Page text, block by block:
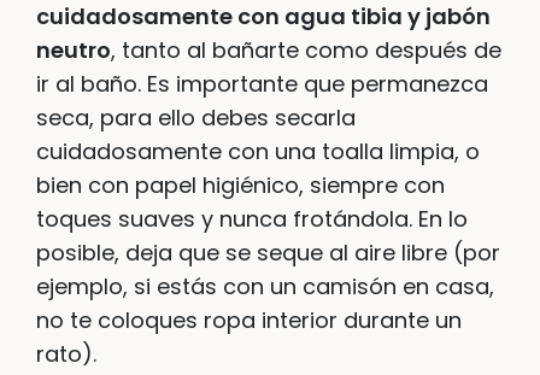
cuidadosamente con agua tibia y jabón
neutro, tanto al bañarte como después de
ir al baño. Es importante que permanezca
seca, para ello debes secarla
cuidadosamente con una toalla limpia, o
bien con papel higiénico, siempre con
toques suaves y nunca frotándola. En lo
posible, deja que se seque al aire libre (por
ejemplo, si estás con un camisón en casa,
no te coloques ropa interior durante un
rato).